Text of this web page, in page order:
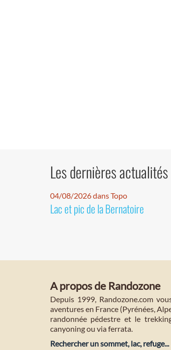
Les dernières actualités
04/08/2026 dans Topo
Lac et pic de la Bernatoire
A propos de Randozone
Depuis 1999, Randozone.com
aventures en France (Pyrénées,
randonnée pédestre et le
canyoning ou via ferrata.
Rechercher un sommet, lac, refuge...